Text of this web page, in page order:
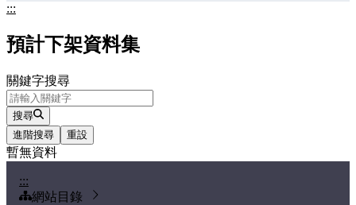
:::
預計下架資料集
關鍵字搜尋
搜尋
進階搜尋
重設
暫無資料
:::
網站目錄